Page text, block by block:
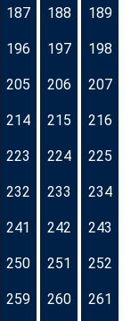
187 188 189
196 197 198
205 206 207
214 215 216
223 224 225
232 233 234
241 242 243
250 251 252
259 260 261